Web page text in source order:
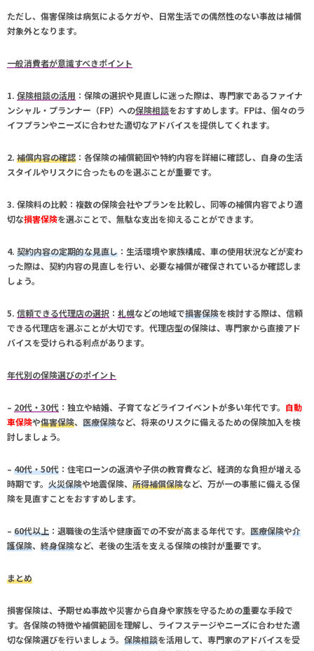
ただし、傷害保険は病気によるケガや、日常生活での偶然性のない事故は補償
対象外となります。
一般消費者が意識すべきポイント
1. 保険相談の活用 ：保険の選択や見直しに迷った際は、専門家であるファイナ
ンシャル・プランナー（FP）への保険相談をおすすめします。FPは、個々のラ
イフプランやニーズに合わせた適切なアドバイスを提供してくれます。
2. 補償内容の確認 ：各保険の補償範囲や特約内容を詳細に確認し、自身の生活
スタイルやリスクに合ったものを選ぶことが重要です。
3. 保険料の比較 ：複数の保険会社やプランを比較し、同等の補償内容でより適
切な損害保険を選ぶことで、無駄な支出を抑えることができます。
4. 契約内容の定期的な見直し ：生活環境や家族構成、車の使用状況などが変わ
った際は、契約内容の見直しを行い、必要な補償が確保されているか確認しま
しょう。
5. 信頼できる代理店の選択 ： 札幌などの地域で損害保険を検討する際は、信頼
できる代理店を選ぶことが大切です。代理店型の保険は、専門家から直接アド
バイスを受けられる利点があります。
年代別の保険選びのポイント
– 20代・30代 ：独立や結婚、子育てなどライフイベントが多い年代です。 自動
車保険や傷害保険、 医療保険など、将来のリスクに備えるための保険加入を検
討しましょう。
– 40代・50代 ：住宅ローンの返済や子供の教育費など、経済的な負担が増える
時期です。 火災保険や地震保険、 所得補償保険など、万が一の事態に備える保
険を見直すことをおすすめします。
– 60代以上 ：退職後の生活や健康面での不安が高まる年代です。 医療保険や介
護保険、 終身保険など、老後の生活を支える保険の検討が重要です。
まとめ
損害保険は、予期せぬ事故や災害から自身や家族を守るための重要な手段で
す。各保険の特徴や補償範囲を理解し、ライフステージやニーズに合わせた適
切な保険選びを行いましょう。 保険相談を活用して、専門家のアドバイスを受